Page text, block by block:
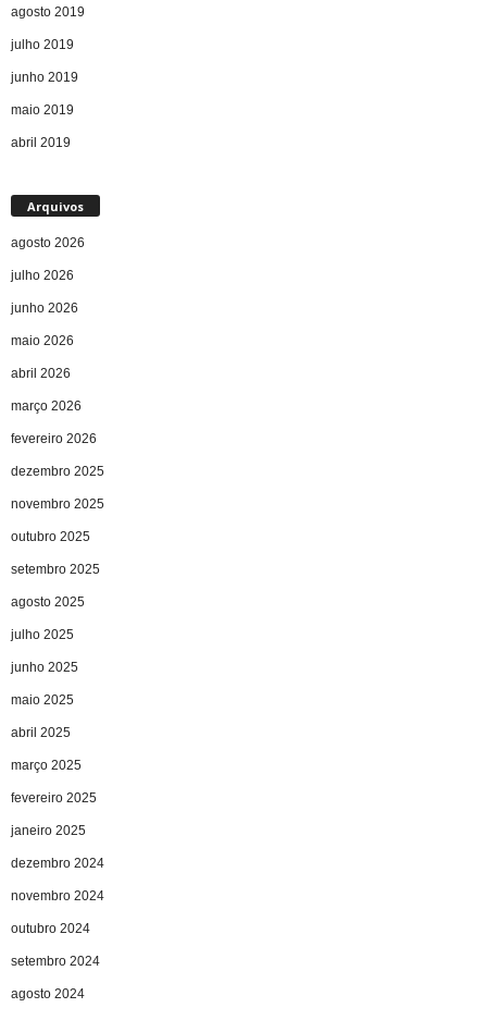
agosto 2019
julho 2019
junho 2019
maio 2019
abril 2019
Arquivos
agosto 2026
julho 2026
junho 2026
maio 2026
abril 2026
março 2026
fevereiro 2026
dezembro 2025
novembro 2025
outubro 2025
setembro 2025
agosto 2025
julho 2025
junho 2025
maio 2025
abril 2025
março 2025
fevereiro 2025
janeiro 2025
dezembro 2024
novembro 2024
outubro 2024
setembro 2024
agosto 2024